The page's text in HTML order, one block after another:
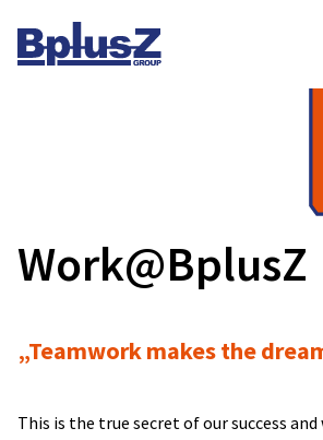
Toggle navigation
Work@BplusZ
„Teamwork makes the
This is the true secret of our success